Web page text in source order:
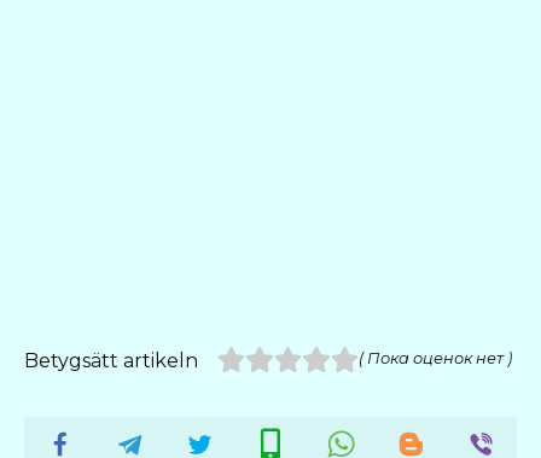
Betygsätt artikeln ( Пока оценок нет )